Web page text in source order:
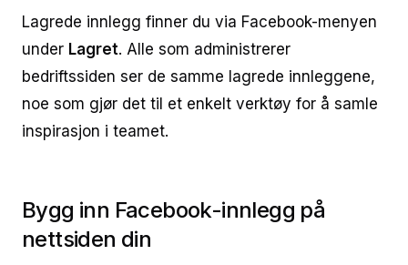
Lagrede innlegg finner du via Facebook-menyen
under Lagret. Alle som administrerer
bedriftssiden ser de samme lagrede innleggene,
noe som gjør det til et enkelt verktøy for å samle
inspirasjon i teamet.
Bygg inn Facebook-innlegg på
nettsiden din